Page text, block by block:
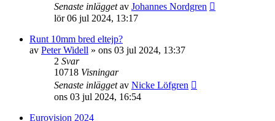
Senaste inläggetav Johannes Nordgren
lör 06 jul 2024, 13:17
Runt 10mm bred eltejp?
av Peter Widell » ons 03 jul 2024, 13:37
2 Svar
10718 Visningar
Senaste inläggetav Nicke Löfgren
ons 03 jul 2024, 16:54
Eurovision 2024